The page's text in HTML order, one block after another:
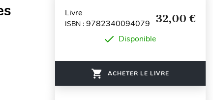
Livre
ISBN : 9782340094079 32,00 €
Disponible
ACHETER LE LIVRE